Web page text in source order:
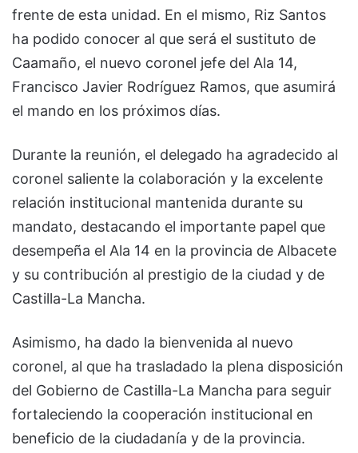
frente de esta unidad. En el mismo, Riz Santos
ha podido conocer al que será el sustituto de
Caamaño, el nuevo coronel jefe del Ala 14,
Francisco Javier Rodríguez Ramos, que asumirá
el mando en los próximos días.
Durante la reunión, el delegado ha agradecido al
coronel saliente la colaboración y la excelente
relación institucional mantenida durante su
mandato, destacando el importante papel que
desempeña el Ala 14 en la provincia de Albacete
y su contribución al prestigio de la ciudad y de
Castilla-La Mancha.
Asimismo, ha dado la bienvenida al nuevo
coronel, al que ha trasladado la plena disposición
del Gobierno de Castilla-La Mancha para seguir
fortaleciendo la cooperación institucional en
beneficio de la ciudadanía y de la provincia.